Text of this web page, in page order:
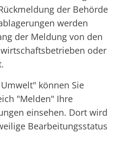
der Behörde
werden
der Meldung von den
oder
können Sie
"Melden" Ihre
einsehen. Dort wird
Bearbeitungsstatus